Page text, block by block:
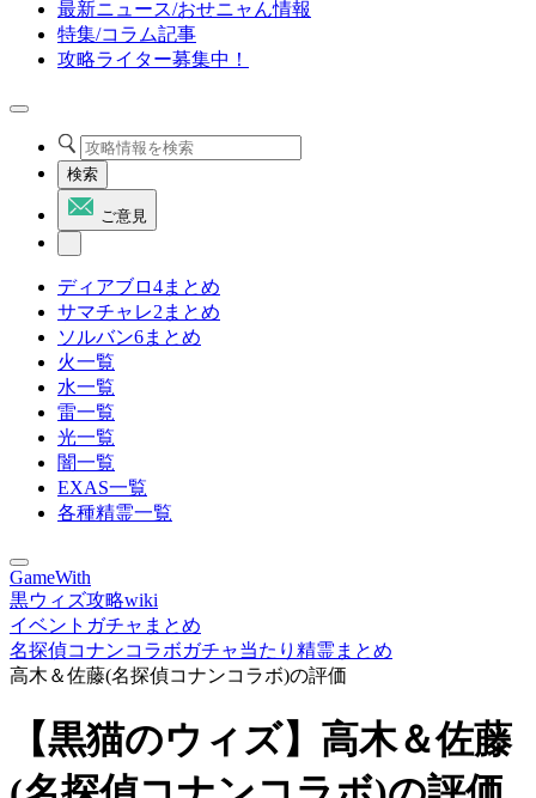
最新ニュース/おせニャん情報
特集/コラム記事
攻略ライター募集中！
検索
ご意見
ディアブロ4まとめ
サマチャレ2まとめ
ソルバン6まとめ
火一覧
水一覧
雷一覧
光一覧
闇一覧
EXAS一覧
各種精霊一覧
GameWith
黒ウィズ攻略wiki
イベントガチャまとめ
名探偵コナンコラボガチャ当たり精霊まとめ
高木＆佐藤(名探偵コナンコラボ)の評価
【黒猫のウィズ】高木＆佐藤